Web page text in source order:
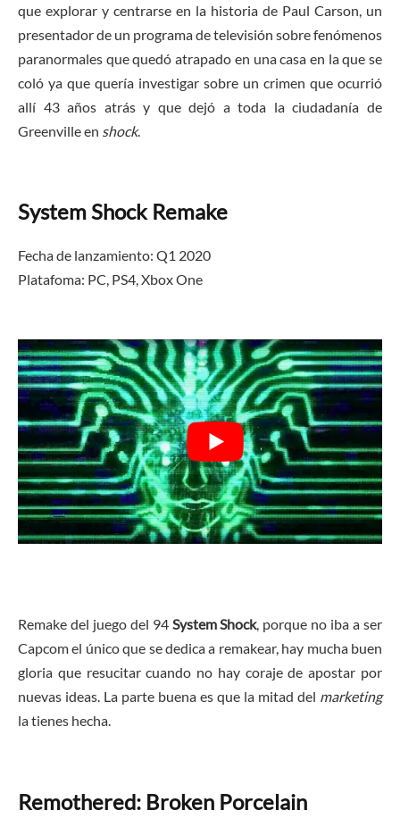
que explorar y centrarse en la historia de Paul Carson, un
presentador de un programa de televisión sobre fenómenos
paranormales que quedó atrapado en una casa en la que se
coló ya que quería investigar sobre un crimen que ocurrió
allí 43 años atrás y que dejó a toda la ciudadanía de
Greenville en shock.
System Shock Remake
Fecha de lanzamiento: Q1 2020
Platafoma: PC, PS4,Xbox One
Remake del juego del 94 System Shock, porque no iba a ser
Capcom el único que se dedica a remakear, hay mucha buen
gloria que resucitar cuando no hay coraje de apostar por
nuevas ideas. La parte buena es que la mitad del marketing
la tienes hecha.
Remothered: Broken Porcelain